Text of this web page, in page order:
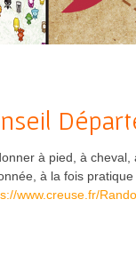
à pied, à
à la fois
www.creuse.fr/